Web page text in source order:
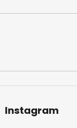
Instagram